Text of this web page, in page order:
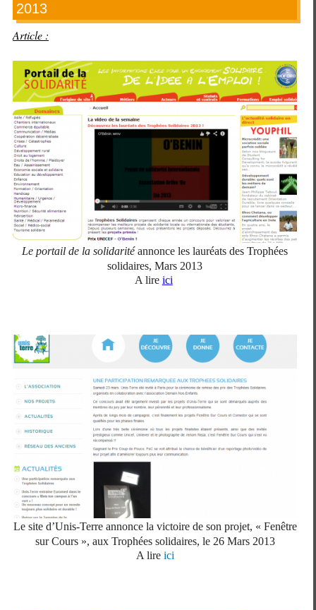
2013
Article :
Le portail de la solidaritéannonce les lauréats des Trophées
solidaires, Mars 2013
A lire ici
Le site d’Unis-Terre annonce la victoire de son projet, « Fenêtre
sur Cours », aux Trophées solidaires, le 26 Mars 2013
A lire ici